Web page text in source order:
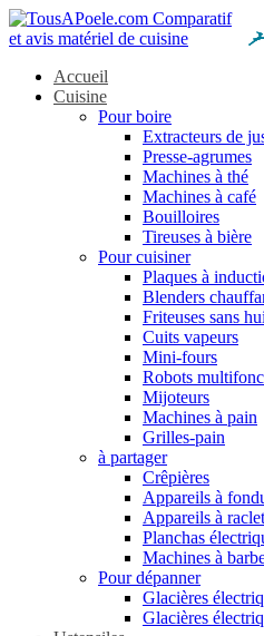
Accueil
Cuisine
Pour boire
Extracteurs de
Presse-agrumes
Machines à thé
Machines à café
Bouilloires
Tireuses à bière
Pour cuisiner
Plaques à
Blenders
Friteuses sans
Cuits vapeurs
Mini-fours
Robots
Mijoteurs
Machines à pain
Grilles-pain
à partager
Crêpières
Appareils à
Appareils à
Planchas
Machines à
Pour dépanner
Glacières
Glacières